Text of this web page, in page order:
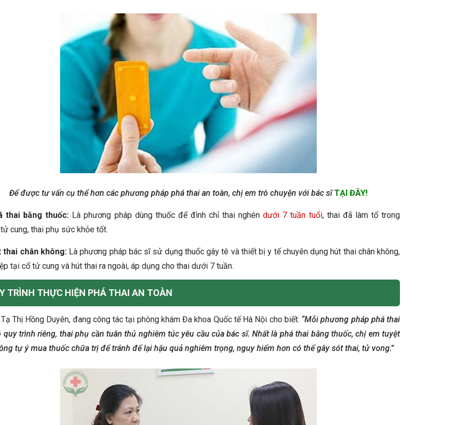
Để được tư vấn cụ thể hơn các phương pháp phá thai an toàn, chị em trò chuyện với bác sĩ TẠI ĐÂY!
thai bằng thuốc: Là phương pháp dùng thuốc để đình chỉ thai nghéndưới 7 tuần tuổi, thai đã làm tổ trong
cung, thai phụ sức khỏe tốt.
thai chân không:Là phương pháp bác sĩ sử dụng thuốc gây tê và thiết bị y tế chuyên dụng hút thai chân không,
tại cổ tử cung và hút thai ra ngoài, áp dụng cho thai dưới 7 tuần.
TRÌNH THỰC HIỆN PHÁ THAI AN TOÀN
Thị Hồng Duyên, đang công tác tại phòng khám Đa khoa Quốc tế Hà Nội cho biết: “Mỗi phương pháp phá thai
quy trình riêng, thai phụ cần tuân thủ nghiêm túc yêu cầu của bác sĩ. Nhất là phá thai bằng thuốc, chị em tuyệt
tự ý mua thuốc chữa trị để tránh để lại hậu quả nghiêm trọng, nguy hiểm hơn có thể gây sót thai, tử vong.”